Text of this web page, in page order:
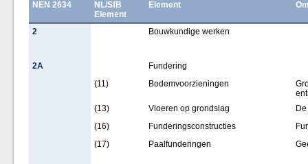
NEN 2634
NL/SfB
Element
Element
2 Bouwkundige werken
2A
Fundering
(11)
Bodemvoorzieningen
(13)
Vloeren op grondslag
(16)
Funderingsconstructies
(17)
Paalfunderingen